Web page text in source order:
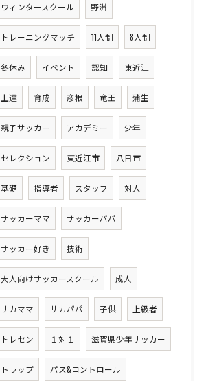
ウィンタースクール 野洲
トレーニングマッチ 11人制 8人制
冬休み イベント 認知 東近江
上達 育成 彦根 竜王 蒲生
親子サッカー アカデミー 少年
セレクション 東近江市 八日市
基礎 指導者 スタッフ 対人
サッカーママ サッカーパパ
サッカー好き 技術
大人向けサッカースクール 成人
サカママ サカパパ 子供 上級者
トレセン １対１ 滋賀県少年サッカー
トラップ パス&コントロール